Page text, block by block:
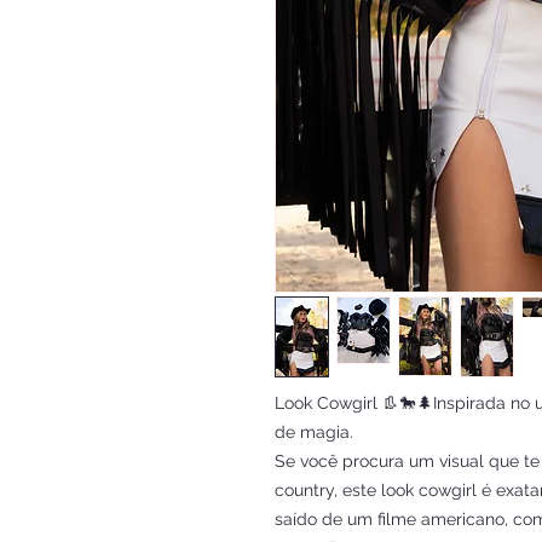
Look Cowgirl 👢🐎🌲Inspirada
de magia.
Se você procura um visual que
country, este look cowgirl é
saído de um filme americano,